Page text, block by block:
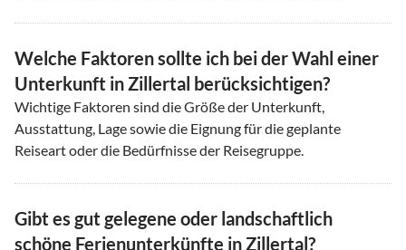
Welche Faktoren sollte ich bei der Wahl einer
Unterkunft in Zillertal berücksichtigen?
Wichtige Faktoren sind die Größe der Unterkunft,
Ausstattung, Lage sowie die Eignung für die geplante
Reiseart oder die Bedürfnisse der Reisegruppe.
Gibt es gut gelegene oder landschaftlich
schöne Ferienunterkünfte in Zillertal?